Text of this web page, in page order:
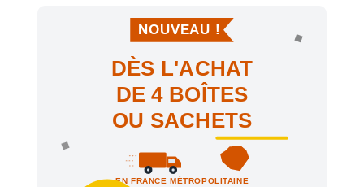
NOUVEAU !
DÈS L'ACHAT
DE 4 BOÎTES
OU SACHETS
EN FRANCE MÉTROPOLITAINE